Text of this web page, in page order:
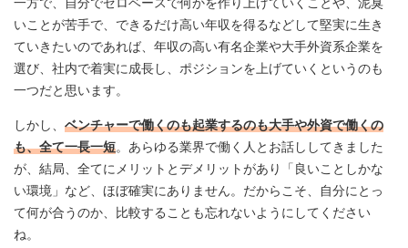
いことが苦手で、できるだけ高い年収を得るなどして堅実に生き
ていきたいのであれば、年収の高い有名企業や大手外資系企業を
選び、社内で着実に成長し、ポジションを上げていくというのも
一つだと思います。
しかし、 ベンチャーで働くのも起業するのも大手や外資で働くの
も、全て一長一短。あらゆる業界で働く人とお話ししてきました
が、結局、全てにメリットとデメリットがあり「良いことしかな
い環境」など、ほぼ確実にありません。だからこそ、自分にとっ
て何が合うのか、比較することも忘れないようにしてください
ね。